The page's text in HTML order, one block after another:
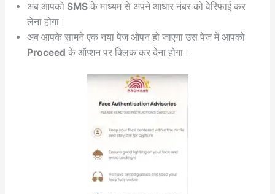
अब आपको SMSके माध्यम से अपने आधार नंबर को वेरिफाई कर
लेना होगा।
अब आपके सामने एक नया पेज ओपन हो जाएगा उस पेज में आपको
Proceed के ऑप्शन पर क्लिक कर देना होगा।